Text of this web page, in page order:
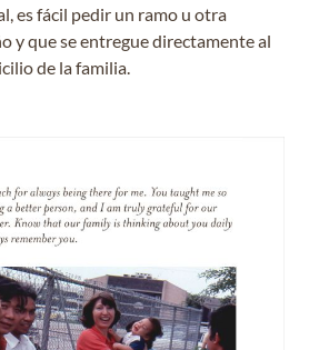
es fácil pedir un ramo u otra
y que se entregue directamente al
de la familia.